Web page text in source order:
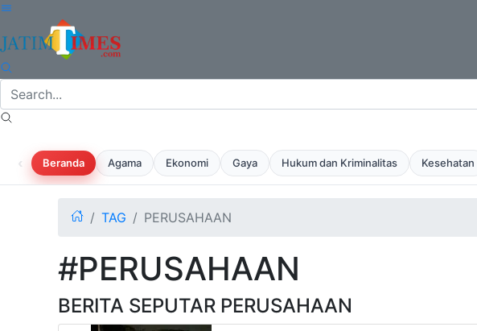
‹ Beranda Agama Ekonomi Gaya Hukum dan Kriminalitas Kesehatan
TAG PERUSAHAAN
#PERUSAHAAN
BERITA SEPUTAR PERUSAHAAN